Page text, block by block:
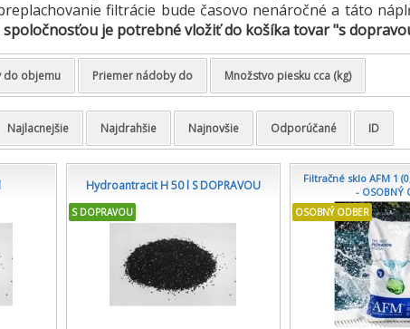
filtrácie bude časovo nenáročné a táto
je potrebné vložiť do košíka tovar "s
do objemu Priemer nádoby do Množstvo piesku cca (kg)
Najlacnejšie Najdrahšie Najnovšie Odporúčané ID
Hydroantracit H 50 l S DOPRAVOU
S DOPRAVOU
Filtračné sklo AFM 1
- OSOBNÝ
OSOBNÝ ODBER